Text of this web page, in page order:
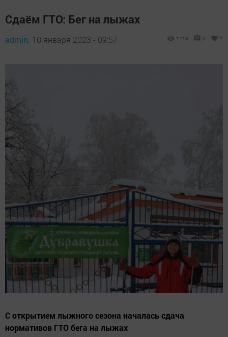
Сдаём ГТО: Бег на лыжах
admin, 10 января 2023 - 09:57 1218 0 1
С открытием лыжного сезона началась сдача
нормативов ГТО бега на лыжах